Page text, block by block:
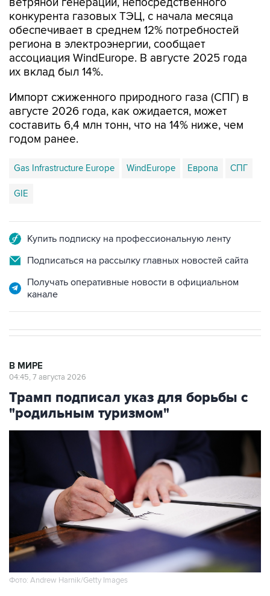
ветряной генерации, непосредственного
конкурента газовых ТЭЦ, с начала месяца
обеспечивает в среднем 12% потребностей
региона в электроэнергии, сообщает
ассоциация WindEurope. В августе 2025 года
их вклад был 14%.
Импорт сжиженного природного газа (СПГ) в
августе 2026 года, как ожидается, может
составить 6,4 млн тонн, что на 14% ниже, чем
годом ранее.
Gas Infrastructure Europe WindEurope Европа СПГ
GIE
Купить подписку на профессиональную ленту
Подписаться на рассылку главных новостей сайта
Получать оперативные новости в официальном
канале
В МИРЕ
04:45, 7 августа 2026
Трамп подписал указ для борьбы с
"родильным туризмом"
Фото: Andrew Harnik/Getty Images